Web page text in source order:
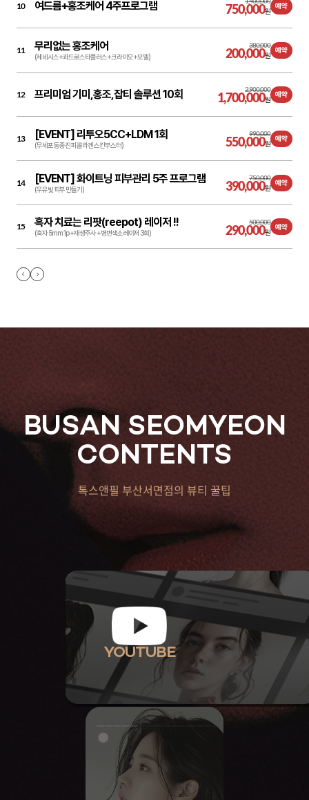
10 여드름+홍조케어 4주프로그램 750,000원
예약
11 무리없는 홍조케어
(제네시스+콰드로스타플러스+크라이오+모델)
380,000
200,000원
예약
12 프리미엄 기미,홍조,잡티 솔루션 10회 2,900,000
1,700,000원
예약
13 [EVENT] 리투오5CC+LDM 1회
(무세포 동종진피 콜라겐 스킨부스터)
990,000
550,000원
예약
14 [EVENT] 화이트닝 피부관리 5주 프로그램
(우유빛 피부 만들기)
750,000
390,000원
예약
15 흑자 치료는 리팟(reepot) 레이저 !!
(흑자 5mm 1p +재생주사 +병변색소레이저 3회)
500,000
290,000원
예약
BUSAN SEOMYEON
CONTENTS
톡스앤필 부산서면점의 뷰티 꿀팁
YOUTUBE